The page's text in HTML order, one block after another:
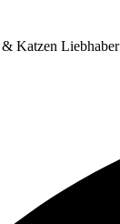
Katzen Liebhaber